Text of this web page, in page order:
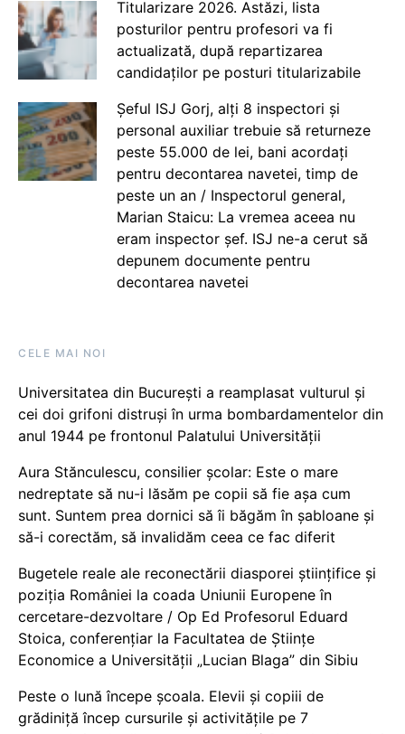
Titularizare 2026. Astăzi, lista
posturilor pentru profesori va fi
actualizată, după repartizarea
candidaților pe posturi titularizabile
Șeful ISJ Gorj, alți 8 inspectori și
personal auxiliar trebuie să returneze
peste 55.000 de lei, bani acordați
pentru decontarea navetei, timp de
peste un an / Inspectorul general,
Marian Staicu: La vremea aceea nu
eram inspector șef. ISJ ne-a cerut să
depunem documente pentru
decontarea navetei
CELE MAI NOI
Universitatea din București a reamplasat vulturul și
cei doi grifoni distruși în urma bombardamentelor din
anul 1944 pe frontonul Palatului Universității
Aura Stănculescu, consilier școlar: Este o mare
nedreptate să nu-i lăsăm pe copii să fie așa cum
sunt. Suntem prea dornici să îi băgăm în șabloane și
să-i corectăm, să invalidăm ceea ce fac diferit
Bugetele reale ale reconectării diasporei științifice și
poziția României la coada Uniunii Europene în
cercetare-dezvoltare / Op Ed Profesorul Eduard
Stoica, conferențiar la Facultatea de Științe
Economice a Universității „Lucian Blaga” din Sibiu
Peste o lună începe școala. Elevii și copiii de
grădiniță încep cursurile și activitățile pe 7